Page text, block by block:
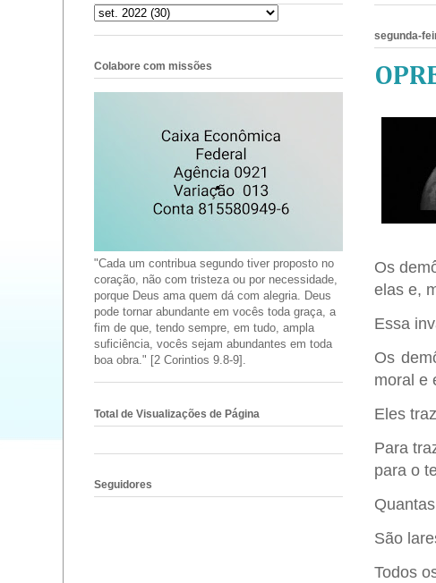
segunda-
Os
elas e,
Essa
Os
moral e
Eles
Para
para o
São
Todos
Colabore com missões
"Cada um contribua segundo tiver proposto no
coração, não com tristeza ou por necessidade,
porque Deus ama quem dá com alegria. Deus
pode tornar abundante em vocês toda graça, a
fim de que, tendo sempre, em tudo, ampla
suficiência, vocês sejam abundantes em toda
boa obra." [2 Corintios 9.8-9].
Total de Visualizações de Página
Seguidores